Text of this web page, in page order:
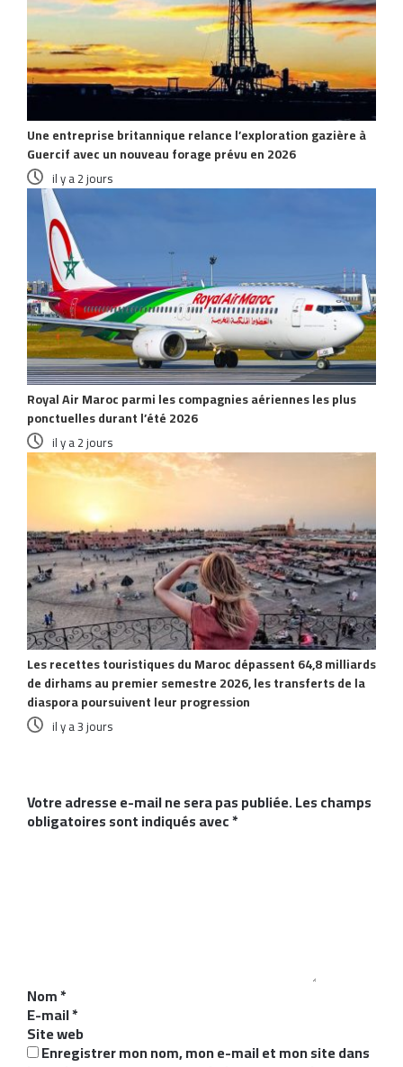
Une entreprise britannique relance l’exploration gazière à
Guercif avec un nouveau forage prévu en 2026
il y a 2 jours
Royal Air Maroc parmi les compagnies aériennes les plus
ponctuelles durant l’été 2026
il y a 2 jours
Les recettes touristiques du Maroc dépassent 64,8 milliards
de dirhams au premier semestre 2026, les transferts de la
diaspora poursuivent leur progression
il y a 3 jours
Votre adresse e-mail ne sera pas publiée.Les champs
obligatoires sont indiqués avec*
i
r
e
*
Nom*
E-mail*
Site web
Enregistrer mon nom, mon e-mail et mon site dans